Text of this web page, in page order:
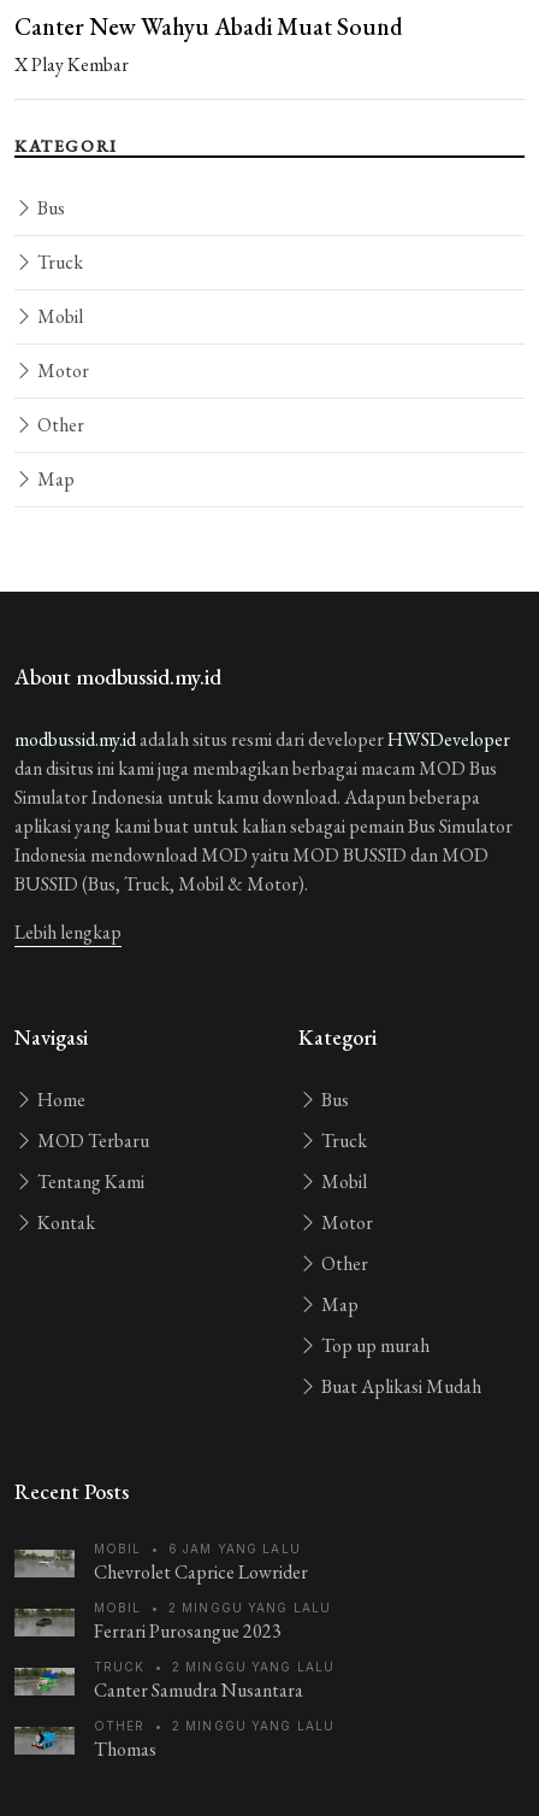
Canter New Wahyu Abadi Muat Sound
X Play Kembar
KATEGORI
Bus
Truck
Mobil
Motor
Other
Map
About modbussid.my.id
modbussid.my.idadalah situs resmi dari developerHWSDeveloper
dan disitus ini kami juga membagikan berbagai macam MOD Bus
Simulator Indonesia untuk kamu download. Adapun beberapa
aplikasi yang kami buat untuk kalian sebagai pemain Bus Simulator
Indonesia mendownload MOD yaitu MOD BUSSID dan MOD
BUSSID (Bus, Truck, Mobil & Motor).
Lebih lengkap
Navigasi
Home
MOD Terbaru
Tentang Kami
Kontak
Kategori
Bus
Truck
Mobil
Motor
Other
Map
Top up murah
Buat Aplikasi Mudah
Recent Posts
MOBIL • 6 JAM YANG LALU
Chevrolet Caprice Lowrider
MOBIL • 2 MINGGU YANG LALU
Ferrari Purosangue 2023
TRUCK • 2 MINGGU YANG LALU
Canter Samudra Nusantara
OTHER • 2 MINGGU YANG LALU
Thomas